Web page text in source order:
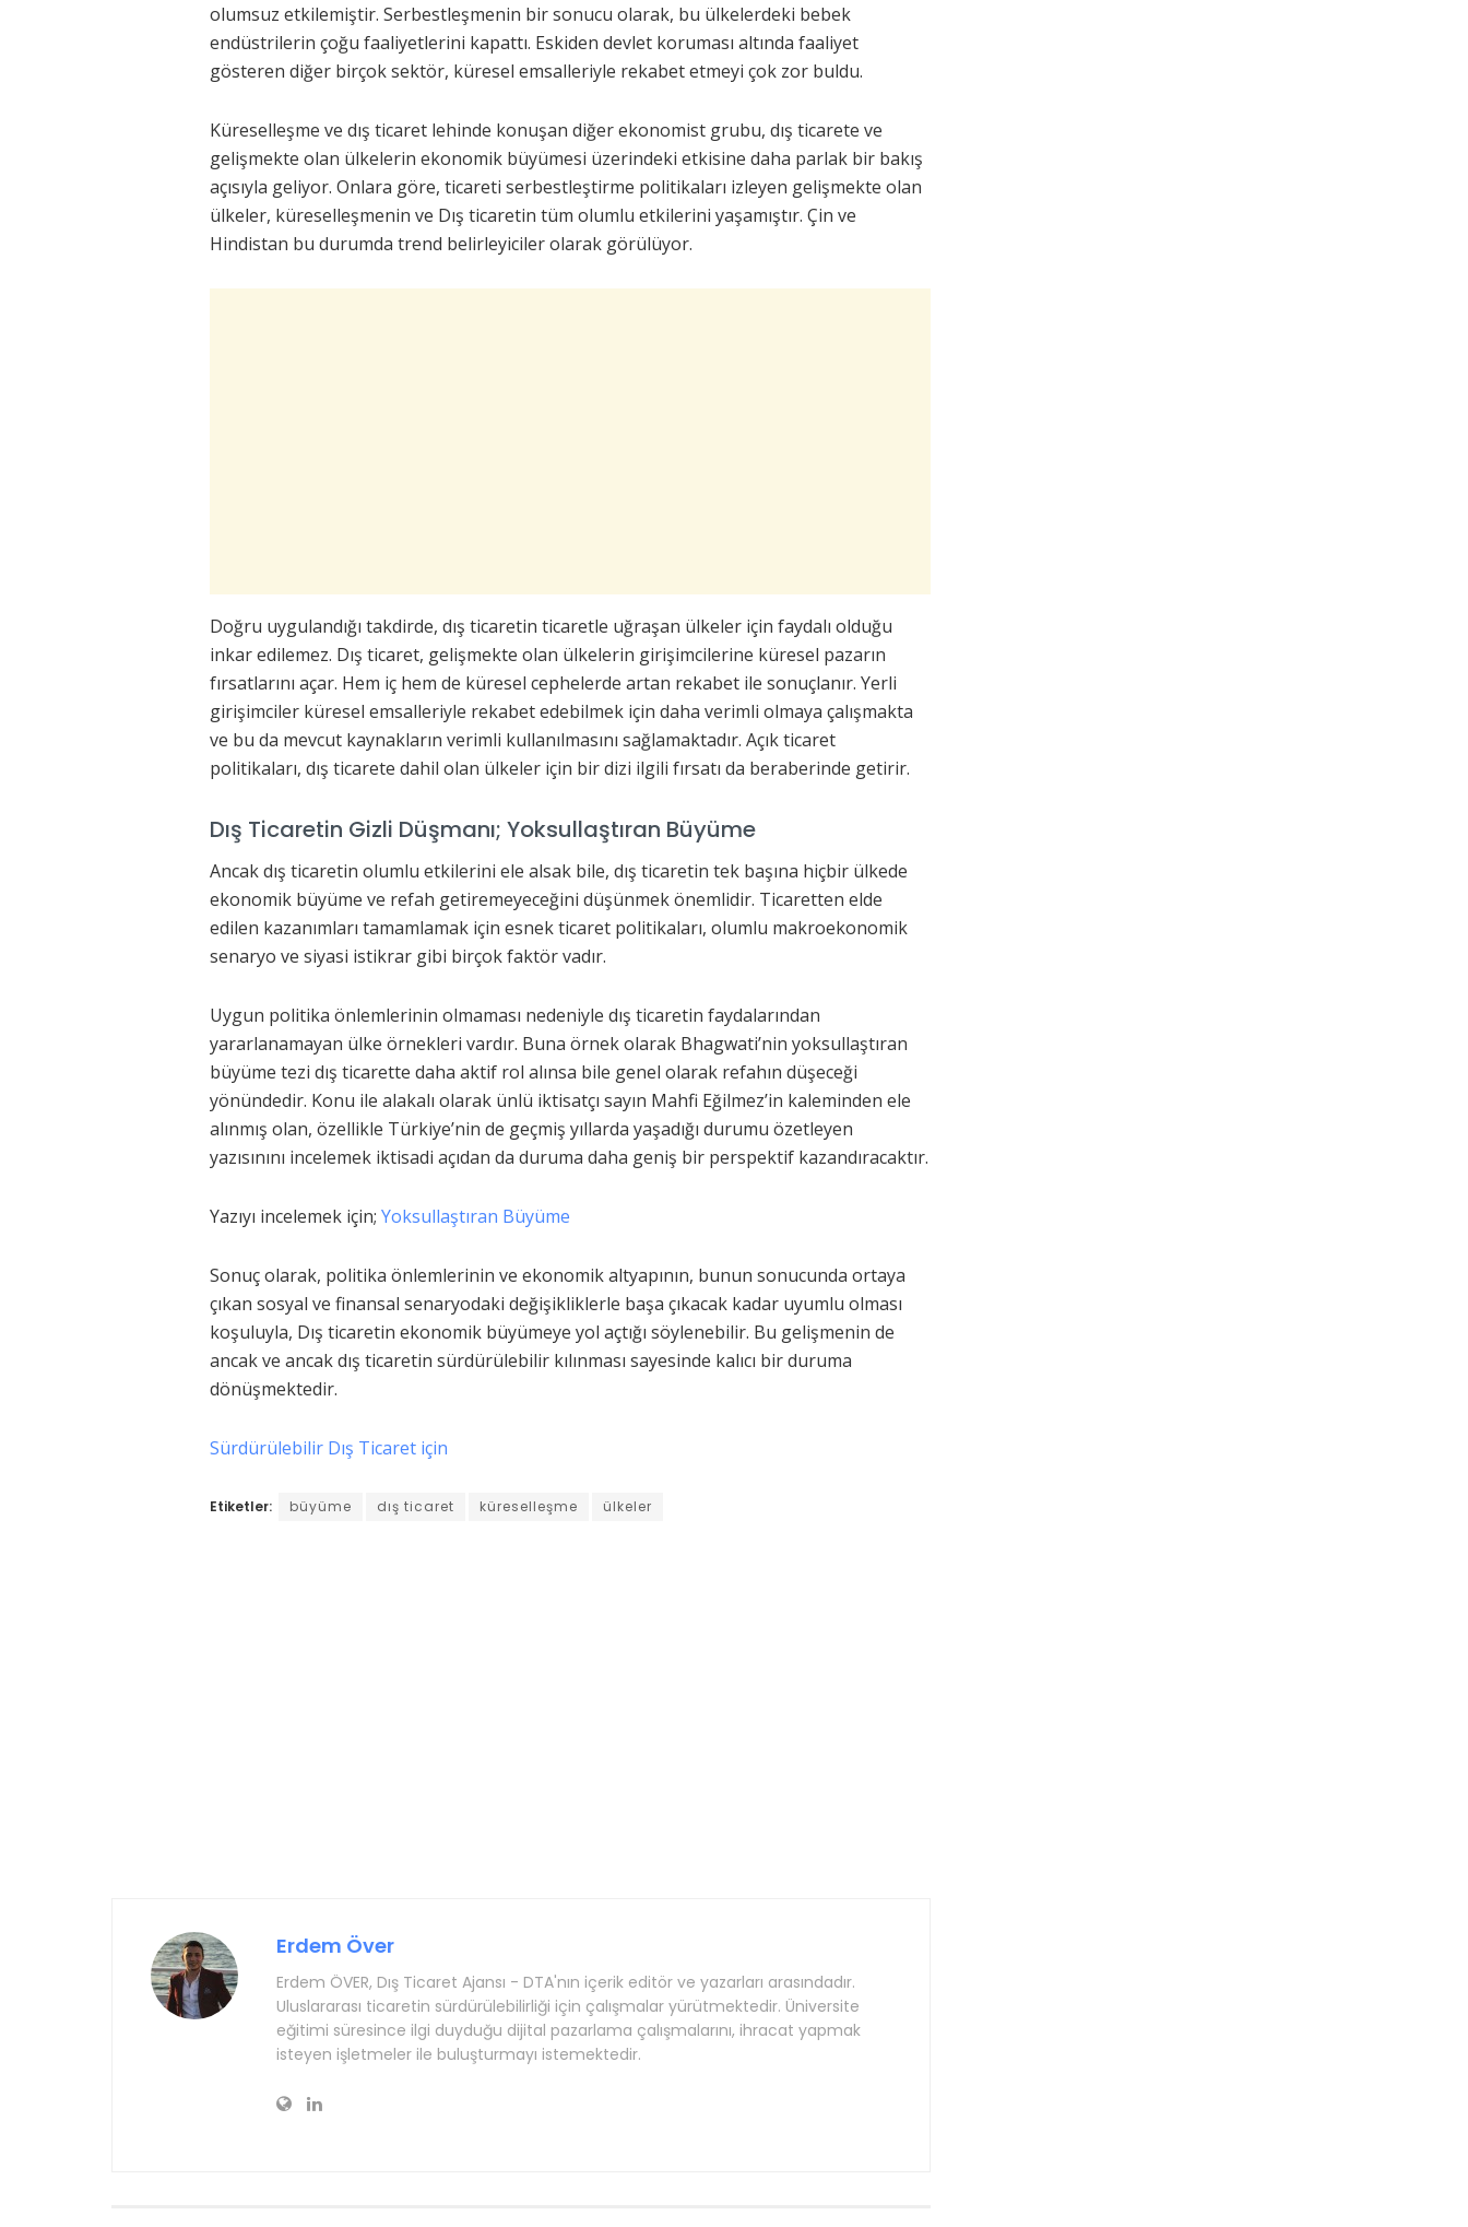
olumsuz etkilemiştir. Serbestleşmenin bir sonucu olarak, bu ülkelerdeki bebek
endüstrilerin çoğu faaliyetlerini kapattı. Eskiden devlet koruması altında faaliyet
gösteren diğer birçok sektör, küresel emsalleriyle rekabet etmeyi çok zor buldu.
Küreselleşme ve dış ticaret lehinde konuşan diğer ekonomist grubu, dış ticarete ve
gelişmekte olan ülkelerin ekonomik büyümesi üzerindeki etkisine daha parlak bir bakış
açısıyla geliyor. Onlara göre, ticareti serbestleştirme politikaları izleyen gelişmekte olan
ülkeler, küreselleşmenin ve Dış ticaretin tüm olumlu etkilerini yaşamıştır. Çin ve
Hindistan bu durumda trend belirleyiciler olarak görülüyor.
Doğru uygulandığı takdirde, dış ticaretin ticaretle uğraşan ülkeler için faydalı olduğu
inkar edilemez. Dış ticaret, gelişmekte olan ülkelerin girişimcilerine küresel pazarın
fırsatlarını açar. Hem iç hem de küresel cephelerde artan rekabet ile sonuçlanır. Yerli
girişimciler küresel emsalleriyle rekabet edebilmek için daha verimli olmaya çalışmakta
ve bu da mevcut kaynakların verimli kullanılmasını sağlamaktadır. Açık ticaret
politikaları, dış ticarete dahil olan ülkeler için bir dizi ilgili fırsatı da beraberinde getirir.
Dış Ticaretin Gizli Düşmanı; Yoksullaştıran Büyüme
Ancak dış ticaretin olumlu etkilerini ele alsak bile, dış ticaretin tek başına hiçbir ülkede
ekonomik büyüme ve refah getiremeyeceğini düşünmek önemlidir. Ticaretten elde
edilen kazanımları tamamlamak için esnek ticaret politikaları, olumlu makroekonomik
senaryo ve siyasi istikrar gibi birçok faktör vadır.
Uygun politika önlemlerinin olmaması nedeniyle dış ticaretin faydalarından
yararlanamayan ülke örnekleri vardır. Buna örnek olarak Bhagwati’nin yoksullaştıran
büyüme tezi dış ticarette daha aktif rol alınsa bile genel olarak refahın düşeceği
yönündedir. Konu ile alakalı olarak ünlü iktisatçı sayın Mahfi Eğilmez’in kaleminden ele
alınmış olan, özellikle Türkiye’nin de geçmiş yıllarda yaşadığı durumu özetleyen
yazısınını incelemek iktisadi açıdan da duruma daha geniş bir perspektif kazandıracaktır.
Yazıyı incelemek için; Yoksullaştıran Büyüme
Sonuç olarak, politika önlemlerinin ve ekonomik altyapının, bunun sonucunda ortaya
çıkan sosyal ve finansal senaryodaki değişikliklerle başa çıkacak kadar uyumlu olması
koşuluyla, Dış ticaretin ekonomik büyümeye yol açtığı söylenebilir. Bu gelişmenin de
ancak ve ancak dış ticaretin sürdürülebilir kılınması sayesinde kalıcı bir duruma
dönüşmektedir.
Sürdürülebilir Dış Ticaret için
Etiketler: büyüme dış ticaret küreselleşme ülkeler
Erdem Över
Erdem ÖVER, Dış Ticaret Ajansı - DTA'nın içerik editör ve yazarları arasındadır.
Uluslararası ticaretin sürdürülebilirliği için çalışmalar yürütmektedir. Üniversite
eğitimi süresince ilgi duyduğu dijital pazarlama çalışmalarını, ihracat yapmak
isteyen işletmeler ile buluşturmayı istemektedir.